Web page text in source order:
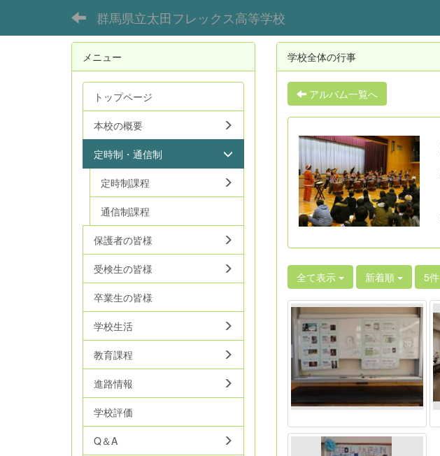
群馬県立太田フレックス高等学校
学校全体の行事
アルバム一覧へ
全て表示 新着順 5件
メニュー
トップページ
本校の概要
定時制・通信制
定時制課程
通信制課程
保護者の皆様
受検生の皆様
卒業生の皆様
学校生活
教育課程
進路情報
学校評価
Q＆A